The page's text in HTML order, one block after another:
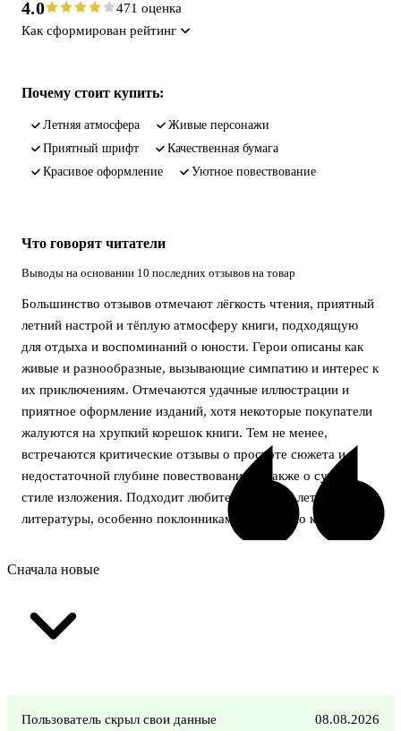
4.0
471 оценка
Как сформирован рейтинг
Почему стоит купить:
летняя атмосфера
живые персонажи
приятный шрифт
качественная бумага
красивое оформление
уютное повествование
Что говорят читатели
Выводы на основании 10 последних отзывов на товар
Большинство отзывов отмечают лёгкость чтения, приятный
летний настрой и тёплую атмосферу книги, подходящую
для отдыха и воспоминаний о юности. Герои описаны как
живые и разнообразные, вызывающие симпатию и интерес к
их приключениям. Отмечаются удачные иллюстрации и
приятное оформление изданий, хотя некоторые покупатели
жалуются на хрупкий корешок книги. Тем не менее,
встречаются критические отзывы о простоте сюжета и
недостаточной глубине повествования, а также о сухом
стиле изложения. Подходит любителям лёгкой летней
литературы, особенно поклонникам фильмов по книге.
Сначала новые
Пользователь скрыл свои данные 08.08.2026